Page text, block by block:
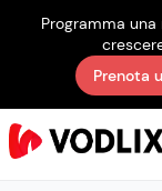
Programma
Prenota